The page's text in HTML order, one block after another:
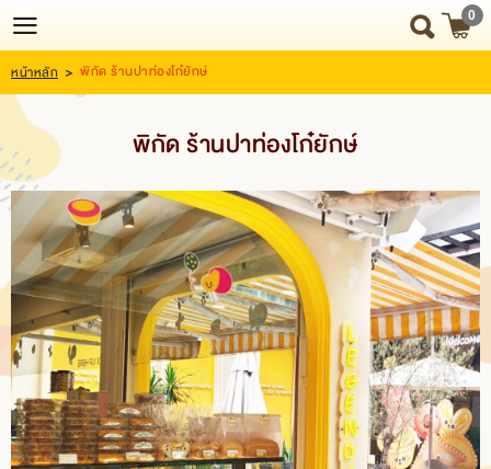
Login
Register
HOME
NEWS
UPDATE
ABOUT
US
SNACK
BOX
SNACK
BOX
0
หน้าหลัก > พิกัด ร้านปาท่องโก๋ยักษ์
พิกัด ร้านปาท่องโก๋ยักษ์